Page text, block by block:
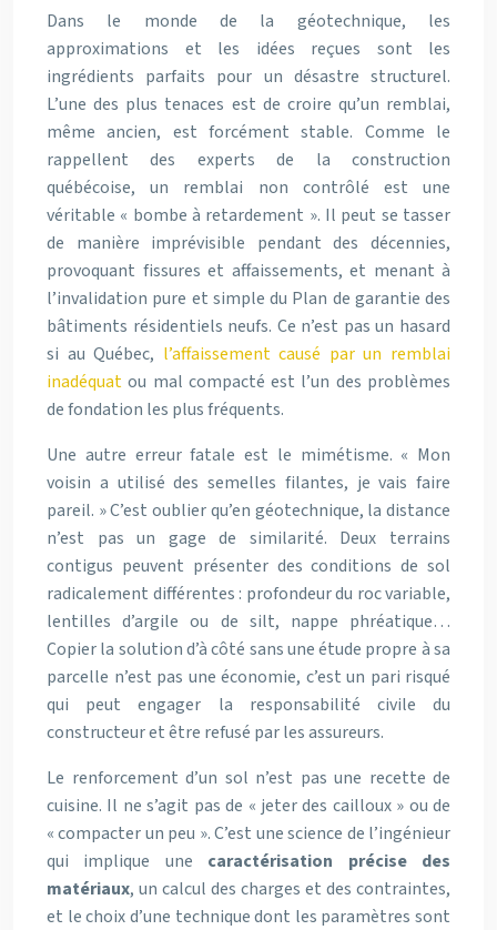
Dans le monde de la géotechnique, les
approximations et les idées reçues sont les
ingrédients parfaits pour un désastre structurel.
L’une des plus tenaces est de croire qu’un remblai,
même ancien, est forcément stable. Comme le
rappellent des experts de la construction
québécoise, un remblai non contrôlé est une
véritable « bombe à retardement ». Il peut se tasser
de manière imprévisible pendant des décennies,
provoquant fissures et affaissements, et menant à
l’invalidation pure et simple du Plan de garantie des
bâtiments résidentiels neufs. Ce n’est pas un hasard
si au Québec, l’affaissement causé par un remblai
inadéquat ou mal compacté est l’un des problèmes
de fondation les plus fréquents.
Une autre erreur fatale est le mimétisme. « Mon
voisin a utilisé des semelles filantes, je vais faire
pareil. » C’est oublier qu’en géotechnique, la distance
n’est pas un gage de similarité. Deux terrains
contigus peuvent présenter des conditions de sol
radicalement différentes : profondeur du roc variable,
lentilles d’argile ou de silt, nappe phréatique…
Copier la solution d’à côté sans une étude propre à sa
parcelle n’est pas une économie, c’est un pari risqué
qui peut engager la responsabilité civile du
constructeur et être refusé par les assureurs.
Le renforcement d’un sol n’est pas une recette de
cuisine. Il ne s’agit pas de « jeter des cailloux » ou de
« compacter un peu ». C’est une science de l’ingénieur
qui implique une caractérisation précise des
matériaux, un calcul des charges et des contraintes,
et le choix d’une technique dont les paramètres sont